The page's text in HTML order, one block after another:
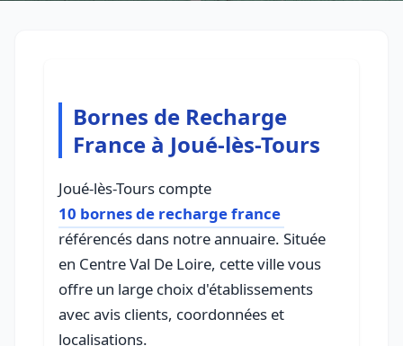
Bornes de Recharge
France à Joué-lès-Tours
Joué-lès-Tours compte
10 bornes de recharge france
référencés dans notre annuaire. Située
en Centre Val De Loire, cette ville vous
offre un large choix d'établissements
avec avis clients, coordonnées et
localisations.